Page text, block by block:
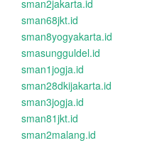
sman2jakarta.id
sman68jkt.id
sman8yogyakarta.id
smasungguldel.id
sman1jogja.id
sman28dkijakarta.id
sman3jogja.id
sman81jkt.id
sman2malang.id